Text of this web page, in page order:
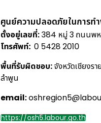
ศูนย์ความปลอดภัยในการท
ตั้งอยู่เลขที่:384 หมู่ 3 ถนนพหล
โทรศัพท์: 0 5428 2010
พื้นที่รับผิดชอบ:จังหวัดเชียงร
ลำพูน
email:
https://osh5.labour.go.th